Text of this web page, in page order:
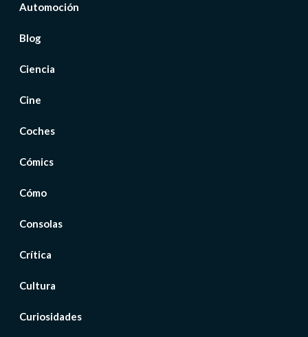
Automoción
Blog
Ciencia
Cine
Coches
Cómics
Cómo
Consolas
Crítica
Cultura
Curiosidades